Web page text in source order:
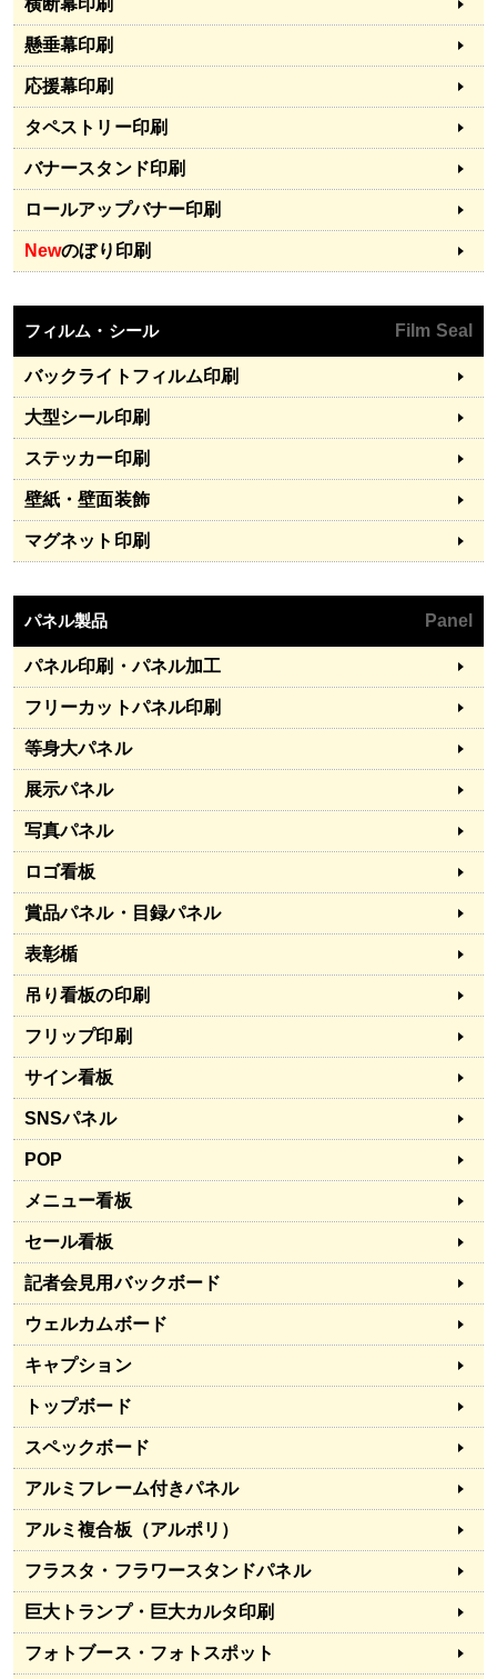
懸垂幕印刷
応援幕印刷
タペストリー印刷
バナースタンド印刷
ロールアップバナー印刷
Newのぼり印刷
フィルム・シール Film Seal
バックライトフィルム印刷
大型シール印刷
ステッカー印刷
壁紙・壁面装飾
マグネット印刷
パネル製品 Panel
パネル印刷・パネル加工
フリーカットパネル印刷
等身大パネル
展示パネル
写真パネル
ロゴ看板
賞品パネル・目録パネル
表彰楯
吊り看板の印刷
フリップ印刷
サイン看板
SNSパネル
POP
メニュー看板
セール看板
記者会見用バックボード
ウェルカムボード
キャプション
トップボード
スペックボード
アルミフレーム付きパネル
アルミ複合板（アルポリ）
フラスタ・フラワースタンドパネル
巨大トランプ・巨大カルタ印刷
フォトブース・フォトスポット